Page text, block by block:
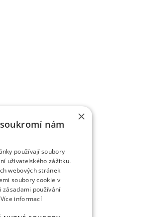
×
nám
používají soubory
uživatelského zážitku.
webových stránek
soubory cookie v
zásadami používání
Více informací